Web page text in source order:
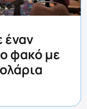
έναν
φακό με